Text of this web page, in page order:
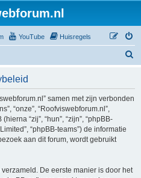
YouTube Huisregels
samen met zijn verbonden
“onze”, “Roofviswebforum.nl”,
“zij”, “hun”, “zijn”, “phpBB-
“phpBB-teams”) de informatie
aan dit forum, wordt gebruikt
De eerste manier is door het